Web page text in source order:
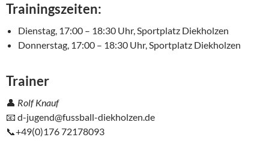
Trainingszeiten:
Dienstag, 17:00 – 18:30 Uhr, Sportplatz Diekholzen
Donnerstag, 17:00 – 18:30 Uhr, Sportplatz Diekholzen
Trainer
👤 Rolf Knauf
📧 d-jugend@fussball-diekholzen.de
📞+49(0)176 72178093